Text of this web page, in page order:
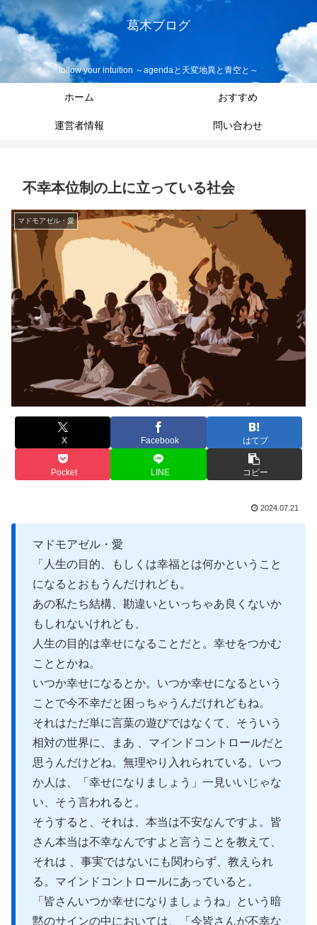
葛木ブログ
follow your intuition ～agendaと天変地異と青空と～
ホーム おすすめ
運営者情報 問い合わせ
不幸本位制の上に立っている社会
マドモアゼル・愛
X Facebook はてブ
Pocket LINE コピー
2024.07.21
マドモアゼル・愛
「人生の目的、もしくは幸福とは何かということ
になるとおもうんだけれども。
あの私たち結構、勘違いといっちゃあ良くないか
もしれないけれども、
人生の目的は幸せになることだと。幸せをつかむ
こととかね。
いつか幸せになるとか。いつか幸せになるという
ことで今不幸だと困っちゃうんだけれどもね。
それはただ単に言葉の遊びではなくて、そういう
相対の世界に、まあ 、マインドコントロールだと
思うんだけどね。無理やり入れられている。いつ
か人は、「幸せになりましょう」一見いいじゃな
い、そう言われると。
そうすると、それは、本当は不安なんですよ。皆
さん本当は不幸なんですよと言うことを教えて、
それは 、事実ではないにも関わらず、教えられ
る。マインドコントロールにあっていると。
「皆さんいつか幸せになりましょうね」という暗
黙のサインの中においては、「今皆さんが不幸な